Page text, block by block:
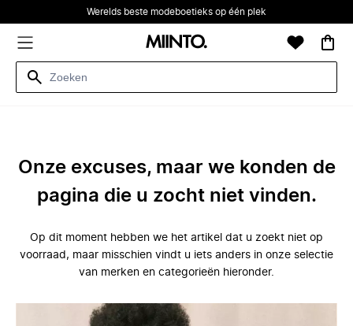
Werelds beste modeboetieks op één plek
Onze excuses, maar we konden de
pagina die u zocht niet vinden.
Op dit moment hebben we het artikel dat u zoekt niet op
voorraad, maar misschien vindt u iets anders in onze selectie
van merken en categorieën hieronder.